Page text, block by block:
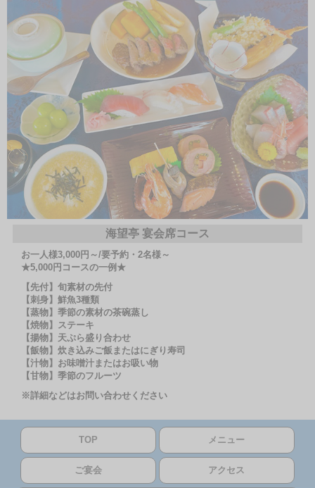
海望亭 宴会席コース
お一人様3,000円～/要予約・2名様～
★5,000円コースの一例★
【先付】旬素材の先付
【刺身】鮮魚3種類
【蒸物】季節の素材の茶碗蒸し
【焼物】ステーキ
【揚物】天ぷら盛り合わせ
【飯物】炊き込みご飯またはにぎり寿司
【汁物】お味噌汁またはお吸い物
【甘物】季節のフルーツ
※詳細などはお問い合わせください
TOP メニュー
ご宴会 アクセス